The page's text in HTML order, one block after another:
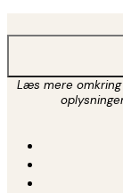
Læs mere omkring